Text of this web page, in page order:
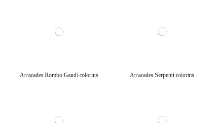
Arracades Rombo Gaudí colorins Arracades Serpentí colorins